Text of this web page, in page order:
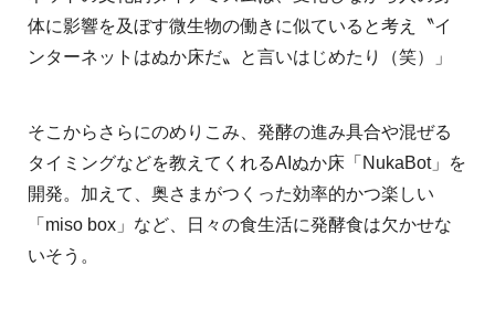
体に影響を及ぼす微生物の働きに似ていると考え〝イ
ンターネットはぬか床だ〟と言いはじめたり（笑）」
そこからさらにのめりこみ、発酵の進み具合や混ぜる
タイミングなどを教えてくれるAIぬか床「NukaBot」を
開発。加えて、奥さまがつくった効率的かつ楽しい
「miso box」など、日々の食生活に発酵食は欠かせな
いそう。